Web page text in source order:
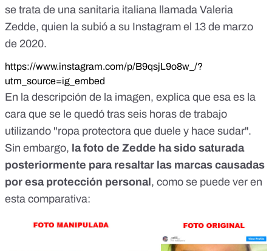
se trata de una sanitaria italiana llamada Valeria
Zedde, quien la subió a su Instagram el 13 de marzo
de 2020.
https://www.instagram.com/p/B9qsjL9o8w_/?
utm_source=ig_embed
En la descripción de la imagen, explica que esa es la
cara que se le quedó tras seis horas de trabajo
utilizando "ropa protectora que duele y hace sudar".
Sin embargo, la foto de Zedde ha sido saturada
posteriormente para resaltar las marcas causadas
por esa protección personal, como se puede ver en
esta comparativa: